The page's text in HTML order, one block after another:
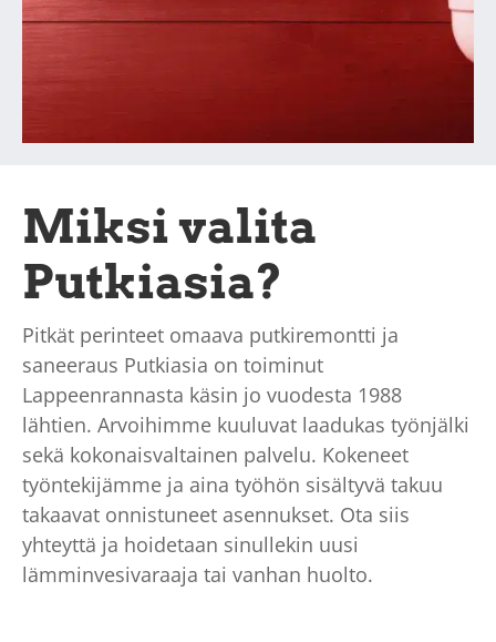
Miksi valita
Putkiasia?
Pitkät perinteet omaava putkiremontti ja
saneeraus Putkiasia on toiminut
Lappeenrannasta käsin jo vuodesta 1988
lähtien. Arvoihimme kuuluvat laadukas työnjälki
sekä kokonaisvaltainen palvelu. Kokeneet
työntekijämme ja aina työhön sisältyvä takuu
takaavat onnistuneet asennukset. Ota siis
yhteyttä ja hoidetaan sinullekin uusi
lämminvesivaraaja tai vanhan huolto.